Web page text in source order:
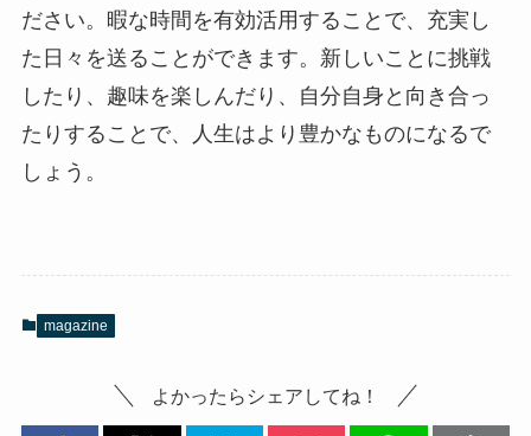
ださい。暇な時間を有効活用することで、充実し
た日々を送ることができます。新しいことに挑戦
したり、趣味を楽しんだり、自分自身と向き合っ
たりすることで、人生はより豊かなものになるで
しょう。
magazine
よかったらシェアしてね！